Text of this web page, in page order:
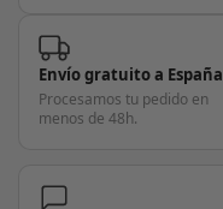
Envío gratuito a España
Procesamos tu pedido en
menos de 48h.